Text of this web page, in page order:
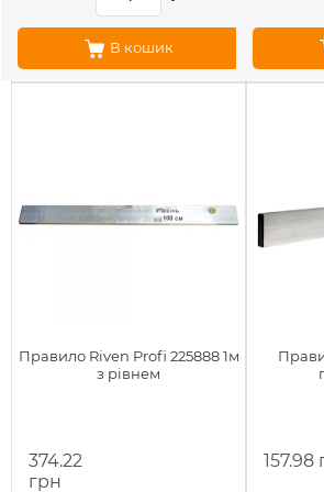
В кошик
Правило Riven Profi 225888 1м
з рівнем
374.22
грн
157.98